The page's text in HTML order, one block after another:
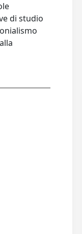
di studio